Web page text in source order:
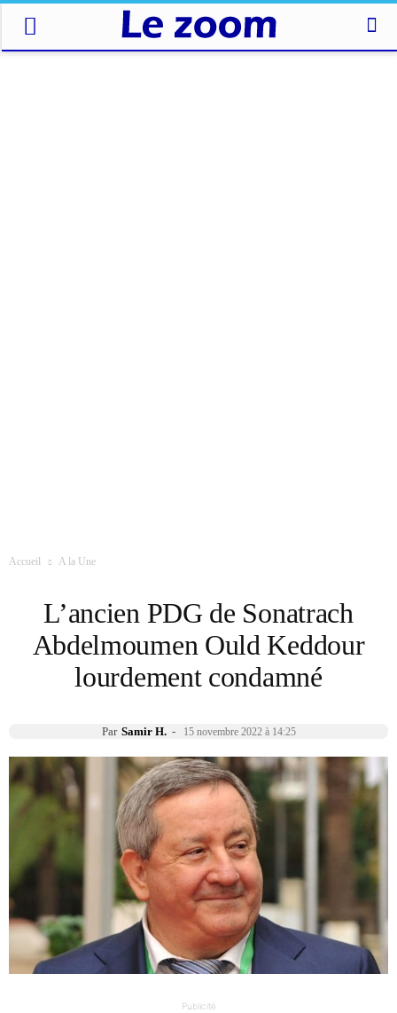
Accueil A la Une
L’ancien PDG de Sonatrach
Abdelmoumen Ould Keddour
lourdement condamné
Par Samir H. - 15 novembre 2022 à 14:25
Publicité